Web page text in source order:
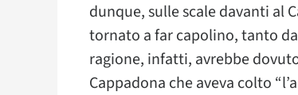
dunque, sulle scale davanti al
tornato a far capolino, tanto
ragione, infatti, avrebbe
Cappadona che aveva colto